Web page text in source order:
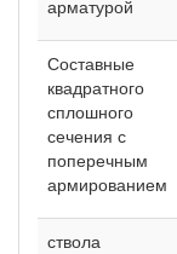
арматурой
Составные
квадратного
сплошного
сечения с
поперечным
армированием
ствола